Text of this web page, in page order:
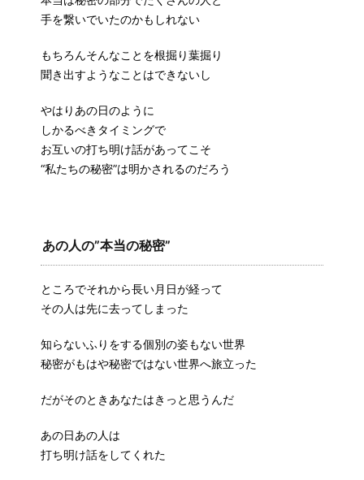
手を繋いでいたのかもしれない
もちろんそんなことを根掘り葉掘り
聞き出すようなことはできないし
やはりあの日のように
しかるべきタイミングで
お互いの打ち明け話があってこそ
“私たちの秘密”は明かされるのだろう
あの人の”本当の秘密”
ところでそれから長い月日が経って
その人は先に去ってしまった
知らないふりをする個別の姿もない世界
秘密がもはや秘密ではない世界へ旅立った
だがそのときあなたはきっと思うんだ
あの日あの人は
打ち明け話をしてくれた